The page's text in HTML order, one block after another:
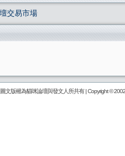
交易市場
圖文版權為貓咪論壇與發文人所共有 | Copyright ©